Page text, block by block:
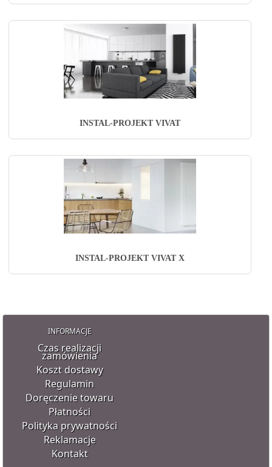
INSTAL-PROJEKT VIVAT
INSTAL-PROJEKT VIVAT X
INFORMACJE
Czas realizacji
zamówienia
Koszt dostawy
Regulamin
Doręczenie towaru
Płatności
Polityka prywatności
Reklamacje
Kontakt